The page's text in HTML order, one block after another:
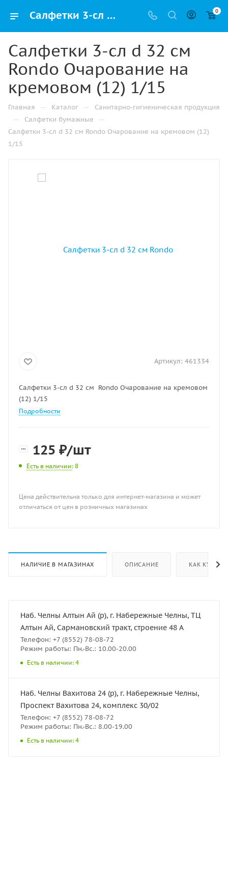
Салфетки 3-сл d 32 см Rondo Очарование на кремовом (12) 1/15 купить от производителя в Перми 0
Салфетки 3-сл d 32 см
Rondo Очарование на
кремовом (12) 1/15
Главная — Каталог — Санитарно-гигиеническая продукция
— Салфетки бумажные —
Салфетки 3-сл d 32 см Rondo Очарование на кремовом (12)
1/15
Артикул: 461334
Салфетки 3-сл d 32 см Rondo Очарование на кремовом
(12) 1/15
Подробности
125 ₽/шт
Есть в наличии: 8
Цена действительна только для интернет-магазина и может
отличаться от цен в розничных магазинах
НАЛИЧИЕ В МАГАЗИНАХ ОПИСАНИЕ КАК КУПИТЬ
Наб. Челны Алтын Ай (р), г. Набережные Челны, ТЦ
Алтын Ай, Сармановский тракт, строение 48 А
Телефон: +7 (8552) 78-08-72
Режим работы: Пн.-Вс.: 10.00-20.00
Есть в наличии: 4
Наб. Челны Вахитова 24 (р), г. Набережные Челны,
Проспект Вахитова 24, комплекс 30/02
Телефон: +7 (8552) 78-08-72
Режим работы: Пн.-Вс.: 8.00-19.00
Есть в наличии: 4